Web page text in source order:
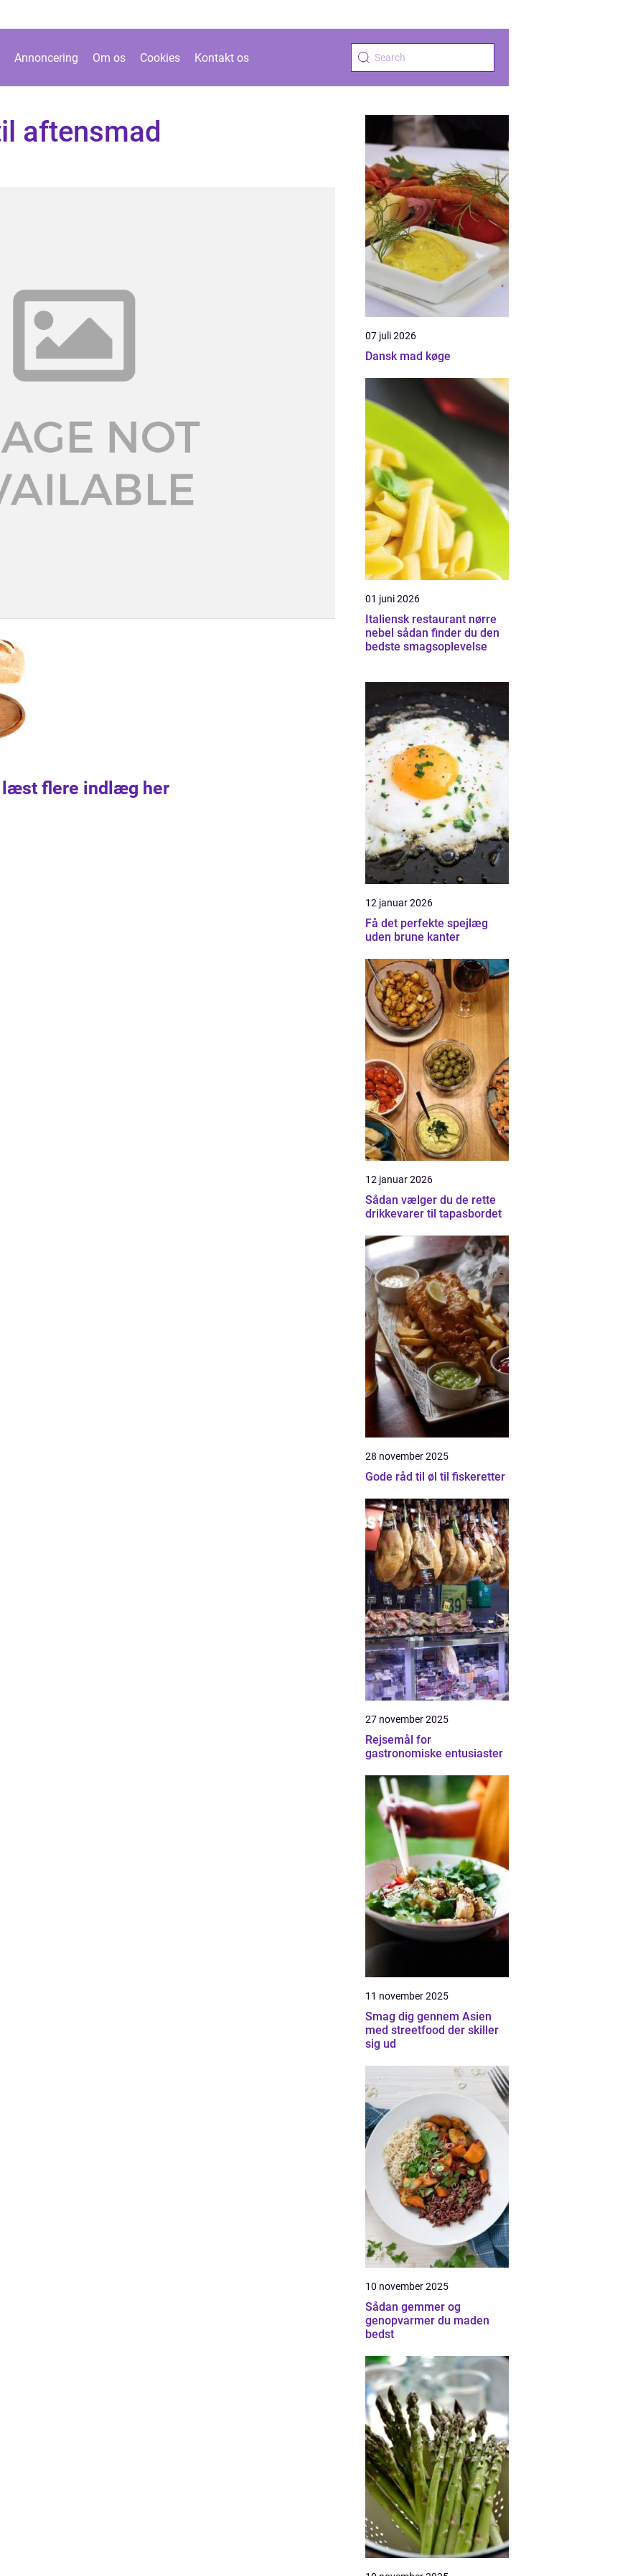
Annoncering Om os Cookies Kontakt os
aftensmad
læst flere indlæg her
07 juli 2026
Dansk mad køge
01 juni 2026
Italiensk restaurant nørre
nebel sådan finder du den
bedste smagsoplevelse
12 januar 2026
Få det perfekte spejlæg
uden brune kanter
12 januar 2026
Sådan vælger du de rette
drikkevarer til tapasbordet
28 november 2025
Gode råd til øl til fiskeretter
27 november 2025
Rejsemål for
gastronomiske entusiaster
11 november 2025
Smag dig gennem Asien
med streetfood der skiller
sig ud
10 november 2025
Sådan gemmer og
genopvarmer du maden
bedst